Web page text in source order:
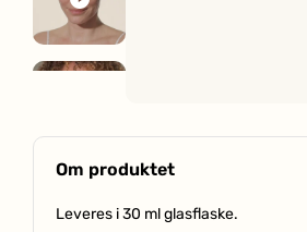
Om produktet
Leveres i 30 ml glasflaske.